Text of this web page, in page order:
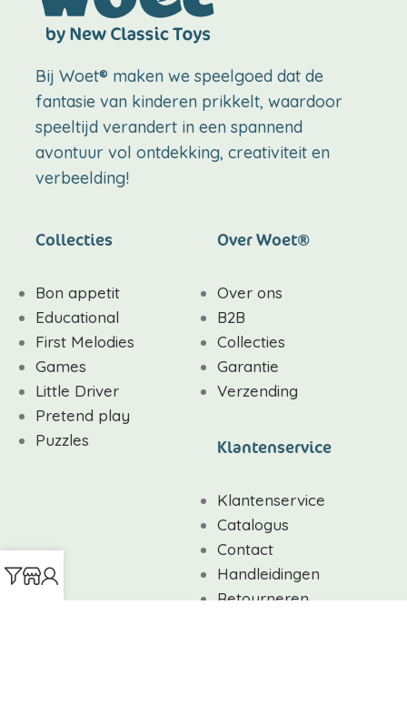
Bij Woet® maken we speelgoed dat de
fantasie van kinderen prikkelt, waardoor
speeltijd verandert in een spannend
avontuur vol ontdekking, creativiteit en
verbeelding!
Collecties
Bon appetit
Educational
First Melodies
Games
Little Driver
Pretend play
Puzzles
Over Woet®
Over ons
B2B
Collecties
Garantie
Verzending
Klantenservice
Klantenservice
Catalogus
Contact
Handleidingen
Retourneren